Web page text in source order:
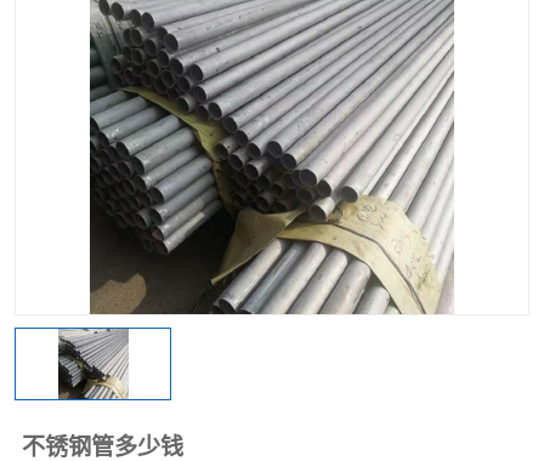
不锈钢管多少钱
不锈钢封头 不锈钢法兰
不锈钢阀门 不锈钢槽钢
不锈钢扁钢